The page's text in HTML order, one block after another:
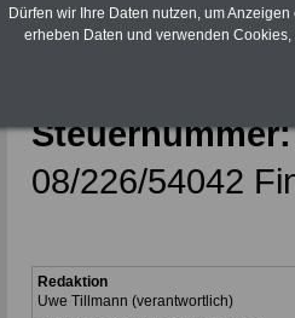
Gläubiger-ID
Steuernummer:
08/226/54042
Redaktion
Uwe Tillmann (verantwortlich)
Dürfen wir Ihre Daten nutzen, um
erheben Daten und verwenden